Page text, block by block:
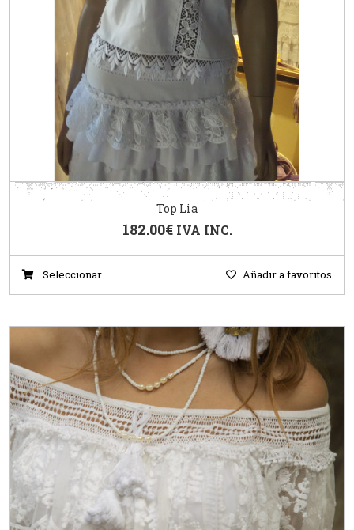
Top Lia
182.00€ IVA INC.
Seleccionar Añadir a favoritos